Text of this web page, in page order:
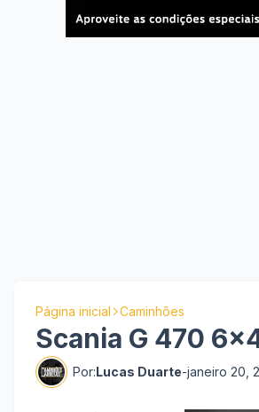
Página inicial Caminhões
Scania G 470
Por:Lucas Duarte-janeiro 20,